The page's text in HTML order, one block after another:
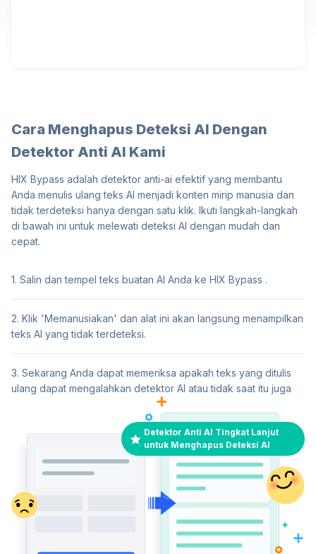
Detektor Anti AI Tingkat Lanjut
untuk Menghapus Deteksi AI
Cara Menghapus Deteksi AI Dengan
Detektor Anti AI Kami
HIX Bypass adalah detektor anti-ai efektif yang membantu
Anda menulis ulang teks AI menjadi konten mirip manusia dan
tidak terdeteksi hanya dengan satu klik. Ikuti langkah-langkah
di bawah ini untuk melewati deteksi AI dengan mudah dan
cepat.
1. Salin dan tempel teks buatan AI Anda ke HIX Bypass .
2. Klik 'Memanusiakan' dan alat ini akan langsung menampilkan
teks AI yang tidak terdeteksi.
3. Sekarang Anda dapat memeriksa apakah teks yang ditulis
ulang dapat mengalahkan detektor AI atau tidak saat itu juga